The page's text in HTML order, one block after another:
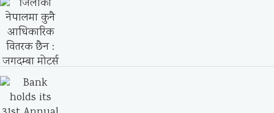
‘युवा लक्षित क्षमता अभिबृद्धिका कार्यक्रम नहुँदा
विदेशिनेको संख्या...